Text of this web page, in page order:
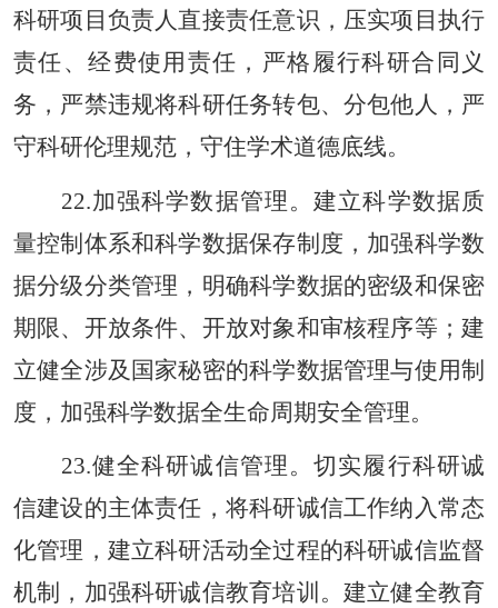
科研项目负责人直接责任意识，压实项目执行
责任、经费使用责任，严格履行科研合同义
务，严禁违规将科研任务转包、分包他人，严
守科研伦理规范，守住学术道德底线。
22.加强科学数据管理。建立科学数据质
量控制体系和科学数据保存制度，加强科学数
据分级分类管理，明确科学数据的密级和保密
期限、开放条件、开放对象和审核程序等；建
立健全涉及国家秘密的科学数据管理与使用制
度，加强科学数据全生命周期安全管理。
23.健全科研诚信管理。切实履行科研诚
信建设的主体责任，将科研诚信工作纳入常态
化管理，建立科研活动全过程的科研诚信监督
机制，加强科研诚信教育培训。建立健全教育